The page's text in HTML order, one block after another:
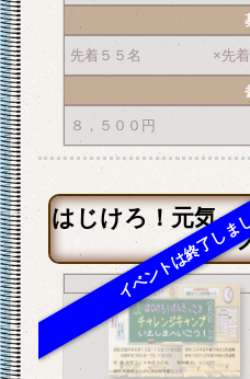
先着５５名 ×先着
８，５００円
はじけろ！元気